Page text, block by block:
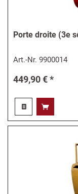
Porte droite (3e
Art.-Nr.9900014
449,90 € *